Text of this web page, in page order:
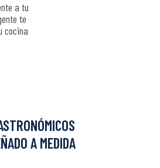
a tu
te
cocina
A MEDIDA